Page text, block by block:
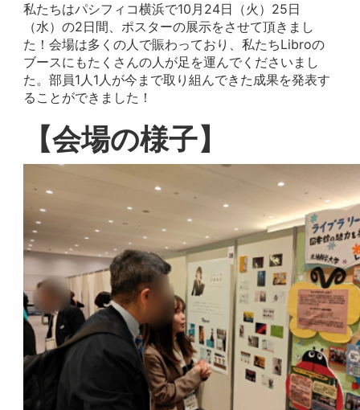
私たちはパシフィコ横浜で10月24日（火）25日
（水）の2日間、ポスターの展示をさせて頂きまし
た！会場は多くの人で賑わっており、私たちLibroの
ブースにもたくさんの人が足を運んでくださいまし
た。部員1人1人が今まで取り組んできた成果を発表す
ることができました！
【会場の様子】